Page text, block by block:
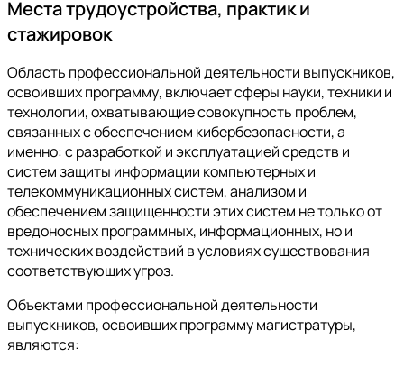
Места трудоустройства, практик и
стажировок
Область профессиональной деятельности выпускников,
освоивших программу, включает сферы науки, техники и
технологии, охватывающие совокупность проблем,
связанных с обеспечением кибербезопасности, а
именно: с разработкой и эксплуатацией средств и
систем защиты информации компьютерных и
телекоммуникационных систем, анализом и
обеспечением защищенности этих систем не только от
вредоносных программных, информационных, но и
технических воздействий в условиях существования
соответствующих угроз.
Объектами профессиональной деятельности
выпускников, освоивших программу магистратуры,
являются: